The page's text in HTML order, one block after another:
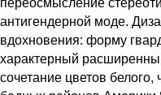
антигендерной моде.
вдохновения: форму
характерный
сочетание цветов